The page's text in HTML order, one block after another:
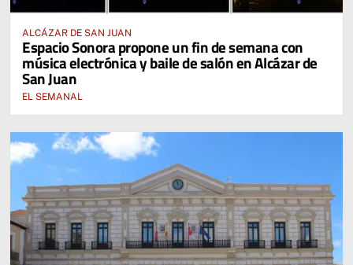
ALCÁZAR DE SAN JUAN
Espacio Sonora propone un fin de semana con
música electrónica y baile de salón en Alcázar de
San Juan
EL SEMANAL